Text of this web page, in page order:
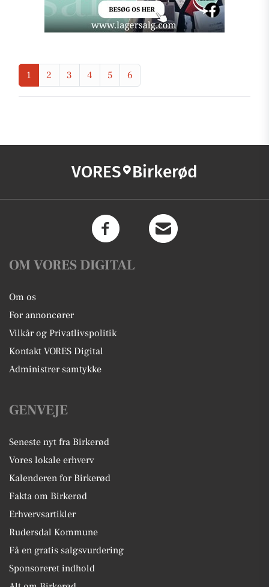
1 2 3 4 5 6
VORES Birkerød
OM VORES DIGITAL
Om os
For annoncører
Vilkår og Privatlivspolitik
Kontakt VORES Digital
Administrer samtykke
GENVEJE
Seneste nyt fra Birkerød
Vores lokale erhverv
Kalenderen for Birkerød
Fakta om Birkerød
Erhvervsartikler
Rudersdal Kommune
Få en gratis salgsvurdering
Sponsoreret indhold